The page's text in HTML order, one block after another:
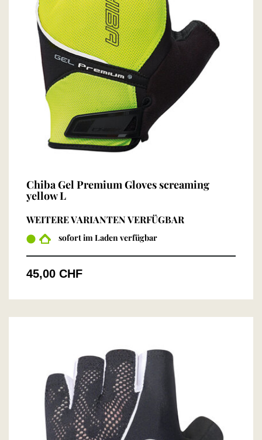
Chiba Gel Premium Gloves screaming
yellow L
WEITERE VARIANTEN VERFÜGBAR
sofort im Laden verfügbar
45,00 CHF